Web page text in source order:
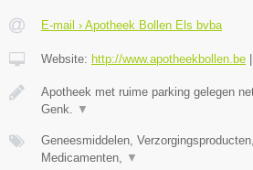
E-mail › Apotheek Bollen Els bvba
Website: http://www.apotheekbollen.be
Apotheek met ruime parking gelegen
Genk. ▼
Geneesmiddelen,
Medicamenten, ▼